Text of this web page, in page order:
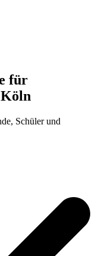
für
Schüler und